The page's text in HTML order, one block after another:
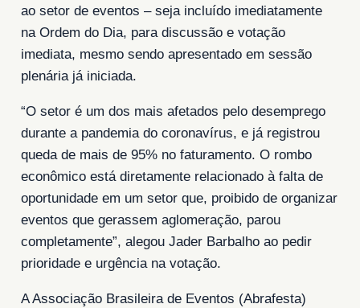
ao setor de eventos – seja incluído imediatamente
na Ordem do Dia, para discussão e votação
imediata, mesmo sendo apresentado em sessão
plenária já iniciada.
“O setor é um dos mais afetados pelo desemprego
durante a pandemia do coronavírus, e já registrou
queda de mais de 95% no faturamento. O rombo
econômico está diretamente relacionado à falta de
oportunidade em um setor que, proibido de organizar
eventos que gerassem aglomeração, parou
completamente”, alegou Jader Barbalho ao pedir
prioridade e urgência na votação.
A Associação Brasileira de Eventos (Abrafesta)